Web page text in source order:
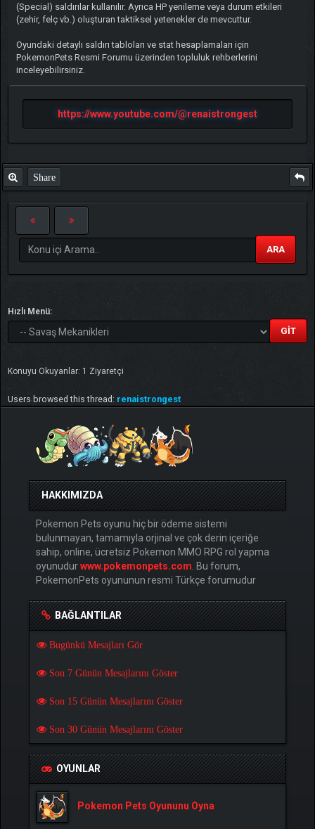
(Special) saldırılar kullanılır. Ayrıca HP yenileme veya durum etkileri
(zehir, felç vb.) oluşturan taktiksel yetenekler de mevcuttur.
Oyundaki detaylı saldırı tabloları ve stat hesaplamaları için
PokemonPets Resmi Forumu üzerinden topluluk rehberlerini
inceleyebilirsiniz.
https://www.youtube.com/@renaistrongest
Share
ARA
Hızlı Menü:
Konuyu Okuyanlar: 1 Ziyaretçi
Users browsed this thread: renaistrongest
HAKKIMIZDA
Pokemon Pets oyunu hiç bir ödeme sistemi
bulunmayan, tamamıyla orjinal ve çok derin içeriğe
sahip, online, ücretsiz Pokemon MMO RPG rol yapma
oyunudurwww.pokemonpets.com . Bu forum,
PokemonPets oyununun resmi Türkçe forumudur
BAĞLANTILAR
Bugünkü Mesajları Gör
Son 7 Günün Mesajlarını Göster
Son 15 Günün Mesajlarını Göster
Son 30 Günün Mesajlarını Göster
OYUNLAR
Pokemon Pets Oyununu Oyna